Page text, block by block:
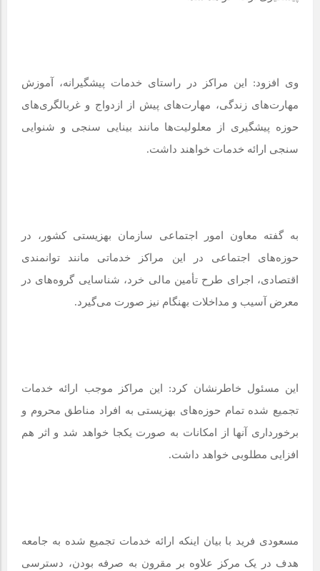
وی افزود: این مراکز در راستای خدمات پیشگیرانه، آموزش
مهارت‌های زندگی، مهارت‌های پیش از ازدواج و غربالگری‌های
حوزه پیشگیری از معلولیت‌ها مانند بینایی سنجی و شنوایی
سنجی ارائه خدمات خواهند داشت.
به گفته معاون امور اجتماعی سازمان بهزیستی کشور، در
حوزه‌های اجتماعی در این مراکز خدماتی مانند توانمندی
اقتصادی، اجرای طرح تأمین مالی خرد، شناسایی گروه‌های در
معرض آسیب و مداخلات بهنگام نیز صورت می‌گیرد.
این مسئول خاطرنشان کرد: این مراکز موجب ارائه خدمات
تجمیع شده تمام حوزه‌های بهزیستی به افراد مناطق محروم و
برخورداری آنها از امکانات به صورت یکجا خواهد شد و اثر هم
افزایی مطلوبی خواهد داشت.
مسعودی فرید با بیان اینکه ارائه خدمات تجمیع شده به جامعه
هدف در یک مرکز علاوه بر مقرون به صرفه بودن، دسترسی